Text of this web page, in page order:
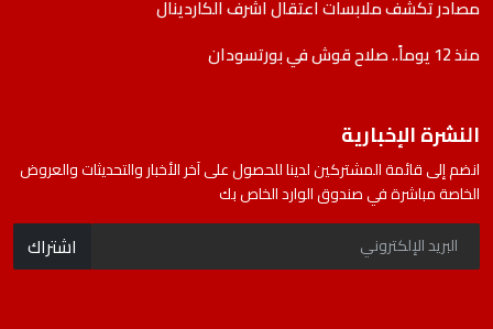
مصادر تكشف ملابسات اعتقال اشرف الكاردينال
منذ 12 يوماً.. صلاح قوش في بورتسودان
النشرة الإخبارية
انضم إلى قائمة المشتركين لدينا للحصول على آخر الأخبار والتحديثات والعروض
الخاصة مباشرة في صندوق الوارد الخاص بك
اشتراك